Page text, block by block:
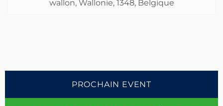
wallon, Wallonie, 1348, Belgique
PROCHAIN EVENT